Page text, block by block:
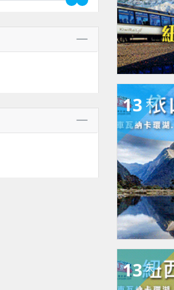
13 天
13 天